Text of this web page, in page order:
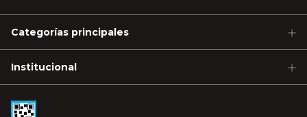
Categorías principales
Institucional